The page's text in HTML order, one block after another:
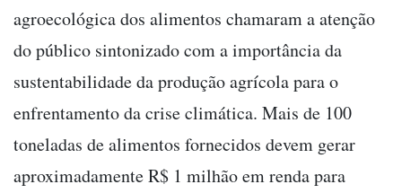
agroecológica dos alimentos chamaram a atenção
do público sintonizado com a importância da
sustentabilidade da produção agrícola para o
enfrentamento da crise climática. Mais de 100
toneladas de alimentos fornecidos devem gerar
aproximadamente R$ 1 milhão em renda para